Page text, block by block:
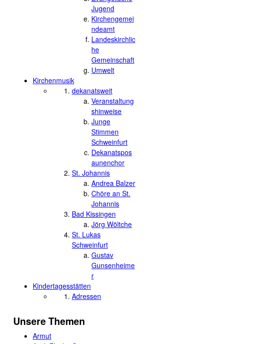
Jugend
Kirchengemei
ndeamt
Landeskirchlic
he
Gemeinschaft
Umwelt
Kirchenmusik
dekanatsweit
Veranstaltung
shinweise
Junge
Stimmen
Schweinfurt
Dekanatspos
aunenchor
St. Johannis
Andrea Balzer
Chöre an St.
Johannis
Bad Kissingen
Jörg Wöltche
St. Lukas
Schweinfurt
Gustav
Gunsenheime
r
Kindertagesstätten
Adressen
Unsere Themen
Armut